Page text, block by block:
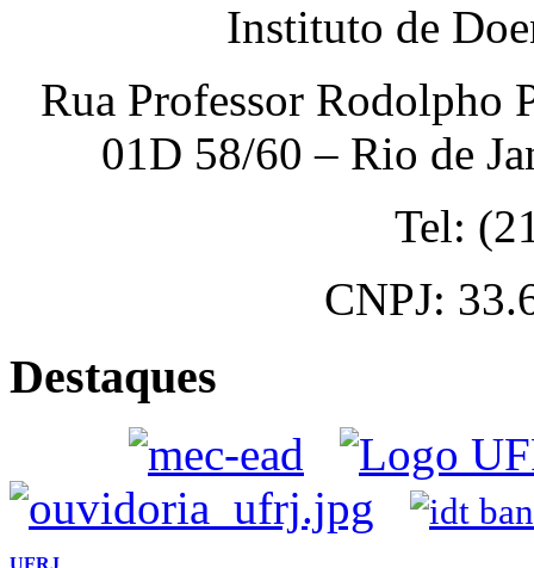
Instituto de
Rua Professor Rodolpho
01D 58/60 – Rio de
Tel:
CNPJ:
Destaques
UFRJ